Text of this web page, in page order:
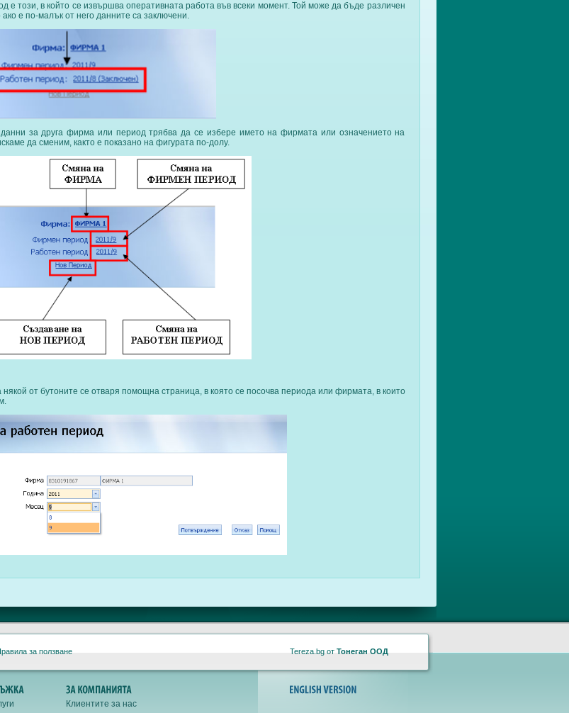
е този, в който се извършва оперативната работа във всеки момент. Той може да бъде различен
е по-малък от него данните са заключени.
за друга фирма или период трябва да се избере името на фирмата или означението на
да сменим, както е показано на фигурата по-долу.
от бутоните се отваря помощна страница, в която се посочва периода или фирмата, в които
Tereza.bg от Тонеган ООД
за ползване
Клиентите за нас